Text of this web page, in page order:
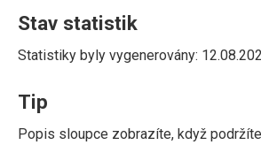
Stav statistik
Statistiky byly vygenerovány:
Tip
Popis sloupce zobrazíte, když